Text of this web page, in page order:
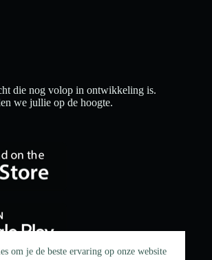
om je de beste ervaring op onze website
die nog volop in ontwikkeling is.
we jullie op de hoogte.